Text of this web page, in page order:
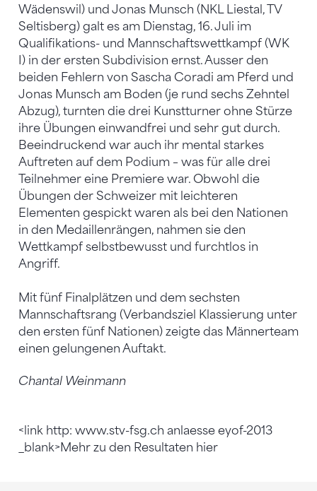
Wädenswil) und Jonas Munsch (NKL Liestal, TV
Seltisberg) galt es am Dienstag, 16. Juli im
Qualifikations- und Mannschaftswettkampf (WK
I) in der ersten Subdivision ernst. Ausser den
beiden Fehlern von Sascha Coradi am Pferd und
Jonas Munsch am Boden (je rund sechs Zehntel
Abzug), turnten die drei Kunstturner ohne Stürze
ihre Übungen einwandfrei und sehr gut durch.
Beeindruckend war auch ihr mental starkes
Auftreten auf dem Podium – was für alle drei
Teilnehmer eine Premiere war. Obwohl die
Übungen der Schweizer mit leichteren
Elementen gespickt waren als bei den Nationen
in den Medaillenrängen, nahmen sie den
Wettkampf selbstbewusst und furchtlos in
Angriff.
Mit fünf Finalplätzen und dem sechsten
Mannschaftsrang (Verbandsziel Klassierung unter
den ersten fünf Nationen) zeigte das Männerteam
einen gelungenen Auftakt.
Chantal Weinmann
<link http: www.stv-fsg.ch anlaesse eyof-2013
_blank>Mehr zu den Resultaten hier